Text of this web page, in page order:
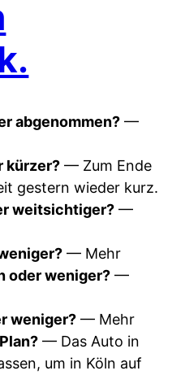
abgenommen? —
kürzer? — Zum Ende
gestern wieder kurz.
weitsichtiger? —
— Mehr
oder weniger? —
weniger? — Mehr
— Das Auto in
um in Köln auf